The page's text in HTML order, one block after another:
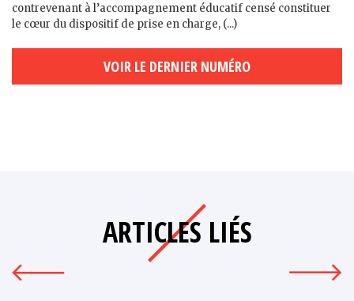
contrevenant à l’accompagnement éducatif censé constituer
le cœur du dispositif de prise en charge, (...)
VOIR LE DERNIER NUMÉRO
ARTICLES LIÉS